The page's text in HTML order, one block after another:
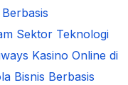
Sektor Teknologi
Kasino Online di
Bisnis Berbasis